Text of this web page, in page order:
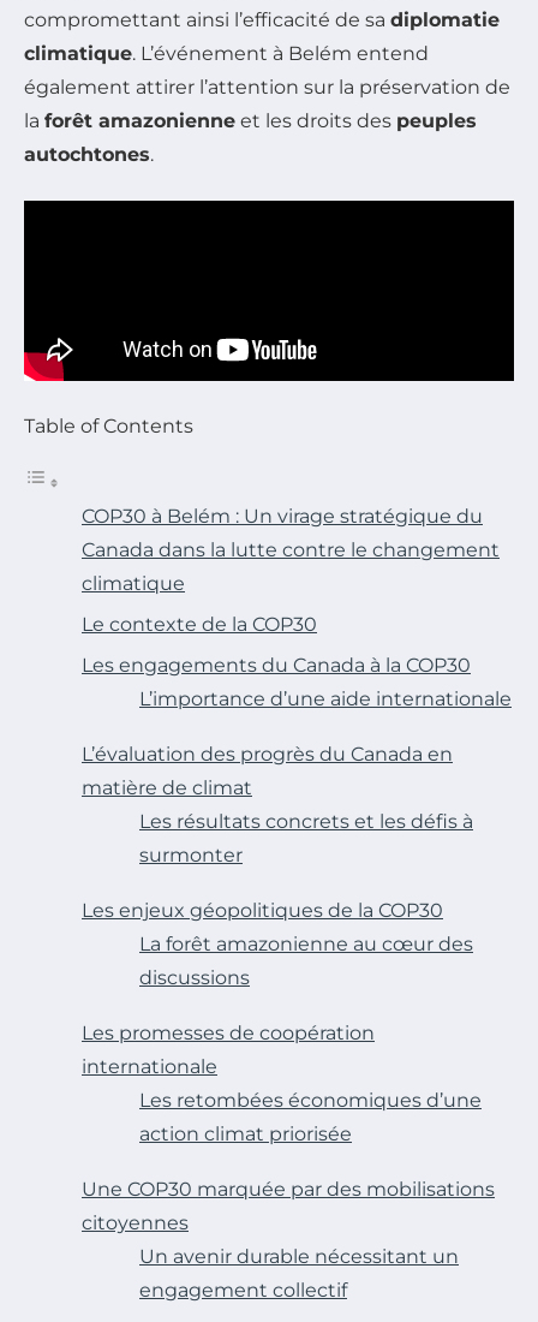
compromettant ainsi l’efficacité de sa diplomatie
climatique. L’événement à Belém entend
également attirer l’attention sur la préservation de
la forêt amazonienne et les droits des peuples
autochtones.
Table of Contents
COP30 à Belém : Un virage stratégique du
Canada dans la lutte contre le changement
climatique
Le contexte de la COP30
Les engagements du Canada à la COP30
L’importance d’une aide internationale
L’évaluation des progrès du Canada en
matière de climat
Les résultats concrets et les défis à
surmonter
Les enjeux géopolitiques de la COP30
La forêt amazonienne au cœur des
discussions
Les promesses de coopération
internationale
Les retombées économiques d’une
action climat priorisée
Une COP30 marquée par des mobilisations
citoyennes
Un avenir durable nécessitant un
engagement collectif